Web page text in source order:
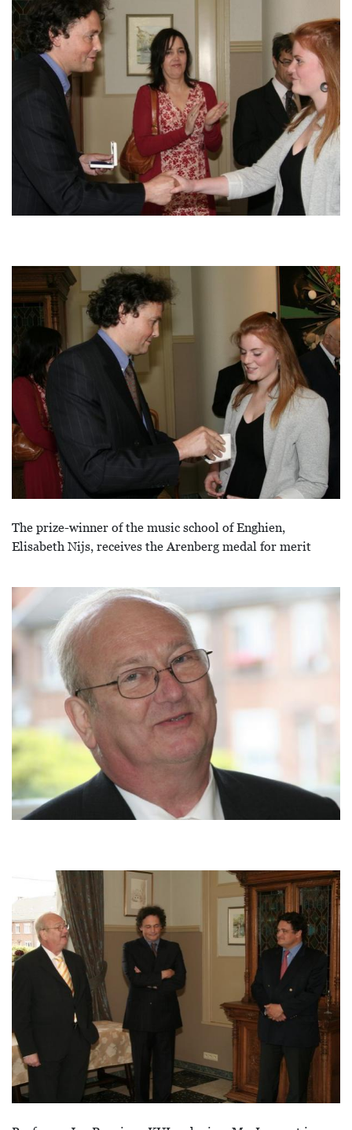
The prize-winner of the music school of Enghien,
Elisabeth Nijs, receives the Arenberg medal for merit
Image